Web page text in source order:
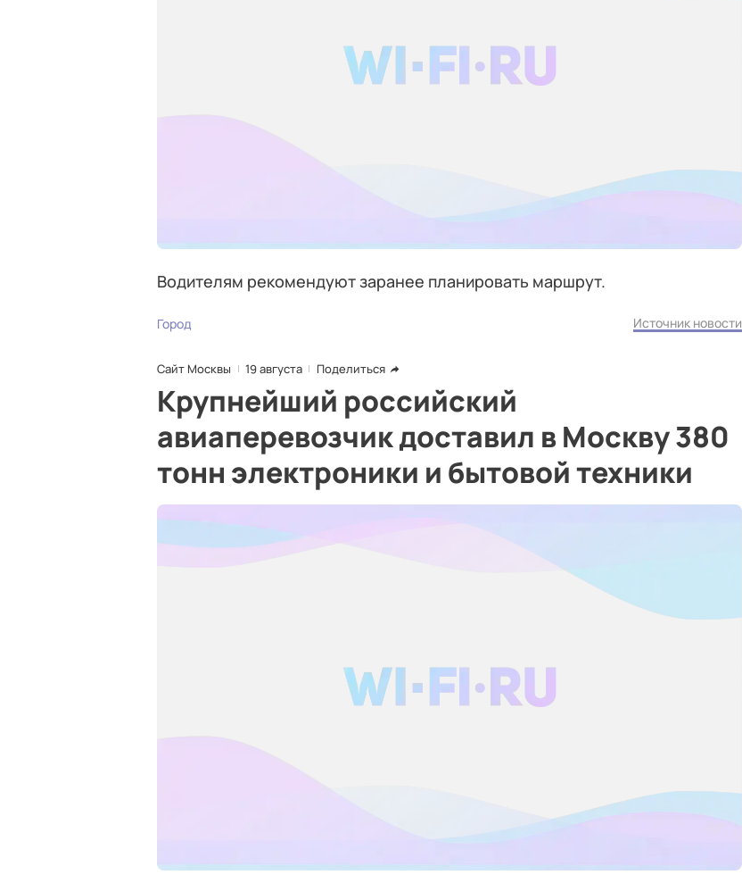
Водителям рекомендуют заранее планировать маршрут.
Город Источник новости
Сайт Москвы 19 августа Поделиться
Крупнейший российский
авиаперевозчик доставил в Москву 380
тонн электроники и бытовой техники